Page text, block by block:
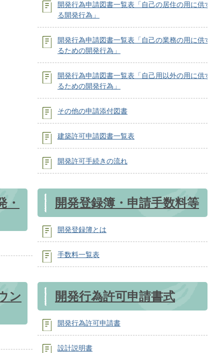
開発行為申請図書一覧表「自己の居住の用に供す
る開発行為」
開発行為申請図書一覧表「自己の業務の用に供す
るための開発行為」
開発行為申請図書一覧表「自己用以外の用に供す
るための開発行為」
その他の申請添付図書
建築許可申請図書一覧表
開発許可手続きの流れ
・
開発登録簿・申請手数料等
開発登録簿とは
手数料一覧表
ン
開発行為許可申請書式
開発行為許可申請書
設計説明書